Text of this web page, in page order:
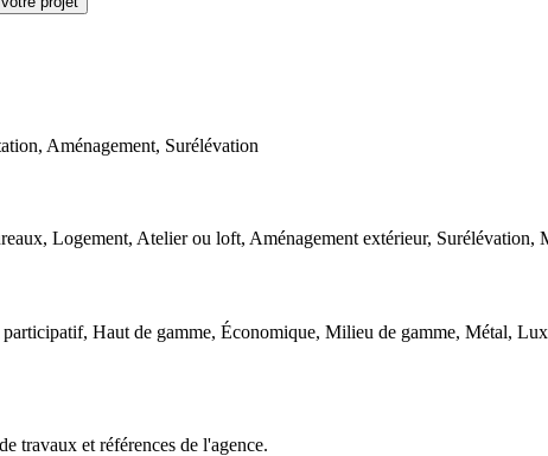
Aménagement, Surélévation
Logement, Atelier ou loft, Aménagement extérieur, Surélévation,
Haut de gamme, Économique, Milieu de gamme, Métal,
travaux et références de l'agence.